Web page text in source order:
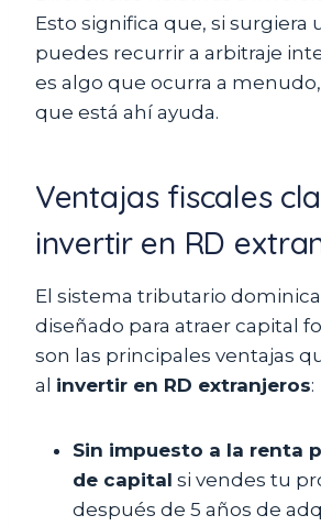
Esto significa que, si surgiera
puedes recurrir a arbitraje
es algo que ocurra a
que está ahí ayuda.
Ventajas fiscales
invertir en RD
El sistema tributario
diseñado para atraer capital
son las principales ventajas
al invertir en RD extranjeros:
Sin impuesto a la renta
de capital si vendes tu
después de 5 años de